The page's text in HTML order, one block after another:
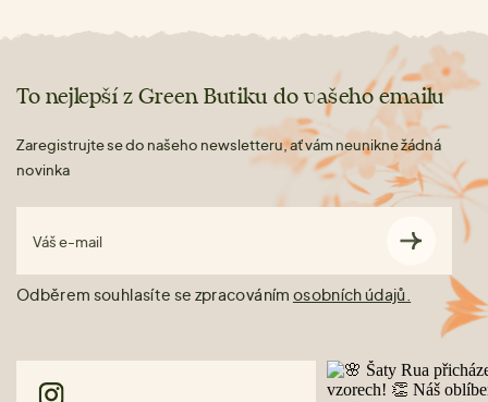
To nejlepší z Green Butiku do vašeho emailu
Zaregistrujte se do našeho newsletteru, ať vám neunikne žádná
novinka
Váš e-mail
Odběrem souhlasíte se zpracováním osobních údajů.